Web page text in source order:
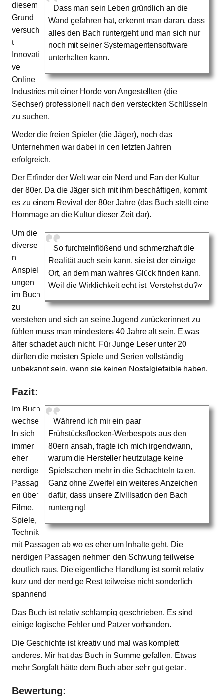
Dass man sein Leben gründlich an die
Wand gefahren hat, erkennt man daran, dass
alles den Bach runtergeht und man sich nur
noch mit seiner Systemagentensoftware
unterhalten kann.
diesem
Grund
versuch
t
Innovati
ve
Online
Industries mit einer Horde von Angestellten (die
Sechser) professionell nach den versteckten Schlüsseln
zu suchen.
Weder die freien Spieler (die Jäger), noch das
Unternehmen war dabei in den letzten Jahren
erfolgreich.
Der Erfinder der Welt war ein Nerd und Fan der Kultur
der 80er. Da die Jäger sich mit ihm beschäftigen, kommt
es zu einem Revival der 80er Jahre (das Buch stellt eine
Hommage an die Kultur dieser Zeit dar).
So furchteinflößend und schmerzhaft die
Realität auch sein kann, sie ist der einzige
Ort, an dem man wahres Glück finden kann.
Weil die Wirklichkeit echt ist. Verstehst du?«
Um die
diverse
n
Anspiel
ungen
im Buch
zu
verstehen und sich an seine Jugend zurückerinnert zu
fühlen muss man mindestens 40 Jahre alt sein. Etwas
älter schadet auch nicht. Für Junge Leser unter 20
dürften die meisten Spiele und Serien vollständig
unbekannt sein, wenn sie keinen Nostalgiefaible haben.
Fazit:
Während ich mir ein paar
Frühstücksflocken-Werbespots aus den
80ern ansah, fragte ich mich irgendwann,
warum die Hersteller heutzutage keine
Spielsachen mehr in die Schachteln taten.
Ganz ohne Zweifel ein weiteres Anzeichen
dafür, dass unsere Zivilisation den Bach
runterging!
Im Buch
wechse
ln sich
immer
eher
nerdige
Passag
en über
Filme,
Spiele,
Technik
mit Passagen ab wo es eher um Inhalte geht. Die
nerdigen Passagen nehmen den Schwung teilweise
deutlich raus. Die eigentliche Handlung ist somit relativ
kurz und der nerdige Rest teilweise nicht sonderlich
spannend
Das Buch ist relativ schlampig geschrieben. Es sind
einige logische Fehler und Patzer vorhanden.
Die Geschichte ist kreativ und mal was komplett
anderes. Mir hat das Buch in Summe gefallen. Etwas
mehr Sorgfalt hätte dem Buch aber sehr gut getan.
Bewertung: